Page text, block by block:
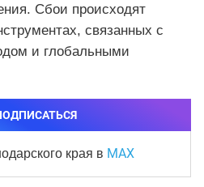
Сбои происходят
связанных с
и глобальными
края в MAX